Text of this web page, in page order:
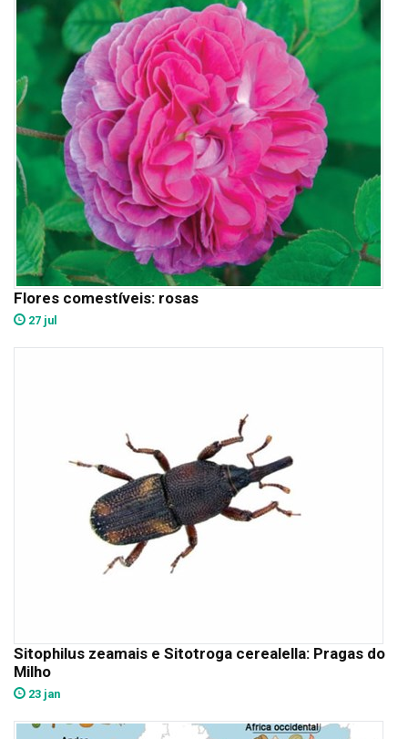
Flores comestíveis: rosas
27 jul
Sitophilus zeamais e Sitotroga cerealella: Pragas do
Milho
23 jan